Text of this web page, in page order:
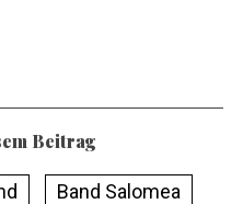
Beitrag
Band Salomea